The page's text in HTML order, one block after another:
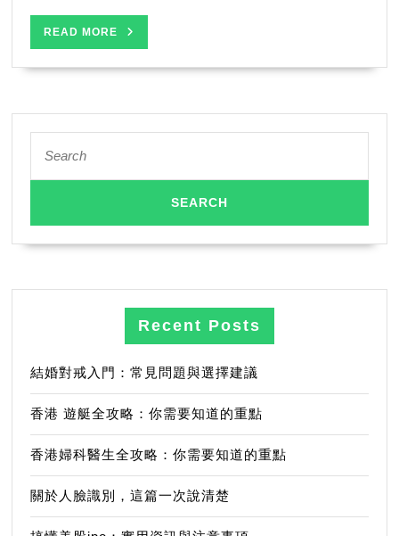
READ MORE
MORE
for:
Recent Posts
結婚對戒入門：常見問題與選擇建議
香港 遊艇全攻略：你需要知道的重點
香港婦科醫生全攻略：你需要知道的重點
關於人臉識別，這篇一次說清楚